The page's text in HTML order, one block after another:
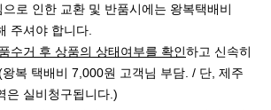
로 인한 교환 및 반품시에는 왕복택배비
주셔야 합니다.
수거 후 상품의 상태여부를 확인하고 신속히
복 택배비 7,000원 고객님 부담. / 단, 제주
은 실비청구됩니다.)